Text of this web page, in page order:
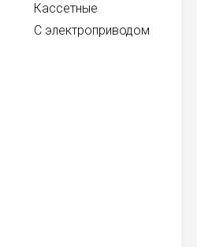
Кассетные
С электроприводом